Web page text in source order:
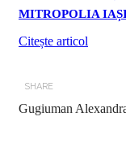
MITROPOLIA
Citește articol
SHARE
Gugiuman